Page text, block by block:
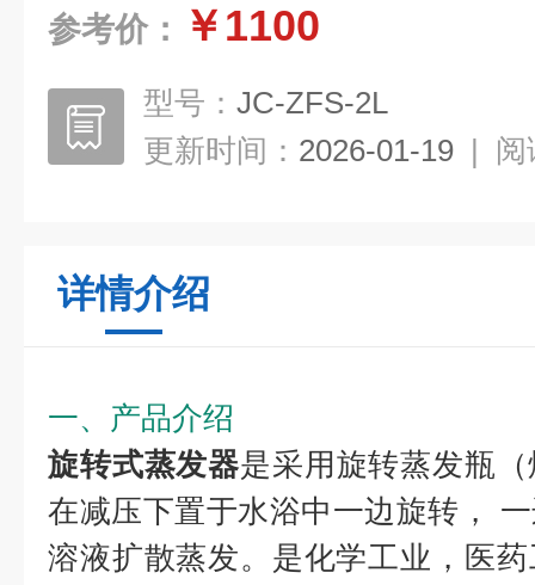
参考价： ￥1100
型号： JC-ZFS-2L
更新时间： 2026-01-19 | 阅
详情介绍
一、产品介绍
旋转式蒸发器是采用旋转蒸发瓶
在减压下置于水浴中一边旋转，
溶液扩散蒸发。是化学工业，医